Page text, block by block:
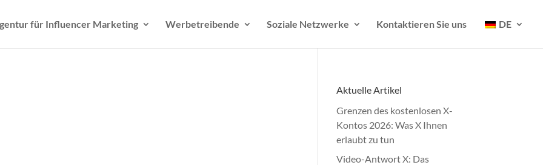
für Influencer Marketing Werbetreibende Soziale Netzwerke Kontaktieren Sie uns DE
Aktuelle Artikel
Grenzen des kostenlosen X-
Kontos 2026: Was X Ihnen
erlaubt zu tun
Video-Antwort X: Das